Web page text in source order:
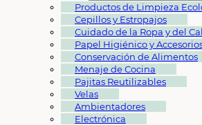
Productos de Limpieza
Cepillos y Estropajos
Cuidado de la Ropa y del
Papel Higiénico y
Conservación de Alimentos
Menaje de Cocina
Pajitas Reutilizables
Velas
Ambientadores
Electrónica